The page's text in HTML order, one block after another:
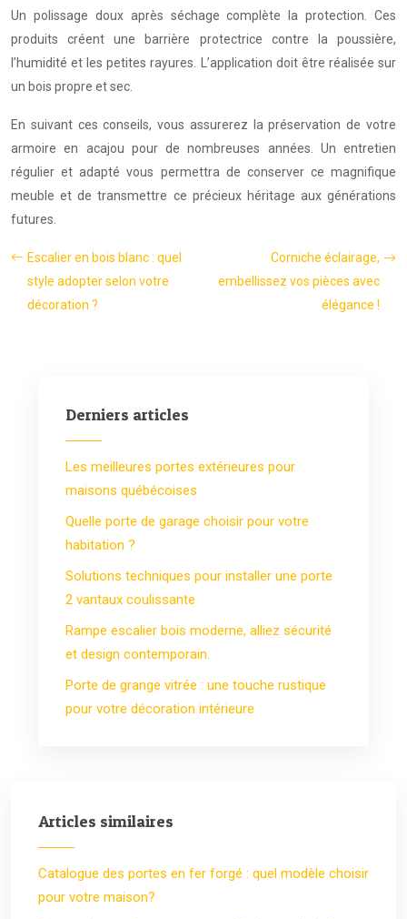
Un polissage doux après séchage complète la protection. Ces
produits créent une barrière protectrice contre la poussière,
l’humidité et les petites rayures. L’application doit être réalisée sur
un bois propre et sec.
En suivant ces conseils, vous assurerez la préservation de votre
armoire en acajou pour de nombreuses années. Un entretien
régulier et adapté vous permettra de conserver ce magnifique
meuble et de transmettre ce précieux héritage aux générations
futures.
Escalier en bois blanc : quel
style adopter selon votre
décoration ?
Corniche éclairage,
embellissez vos pièces avec
élégance !
Derniers articles
Les meilleures portes extérieures pour
maisons québécoises
Quelle porte de garage choisir pour votre
habitation ?
Solutions techniques pour installer une porte
2 vantaux coulissante
Rampe escalier bois moderne, alliez sécurité
et design contemporain.
Porte de grange vitrée : une touche rustique
pour votre décoration intérieure
Articles similaires
Catalogue des portes en fer forgé : quel modèle choisir
pour votre maison?